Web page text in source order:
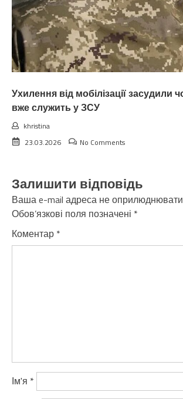
Ухилення від мобілізації засудили
вже служить у ЗСУ
khristina
23.03.2026
No Comments
Залишити відповідь
Ваша e-mail адреса не
Обов’язкові поля позначені *
Коментар *
Ім'я *